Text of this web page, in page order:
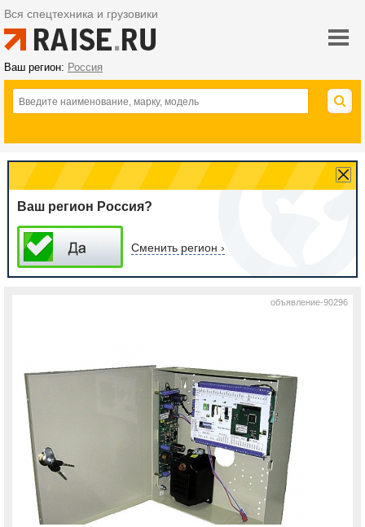
Вся спецтехника и грузовики
Ваш регион: Россия
Ваш регион Россия?
Сменить регион ›
объявление-90296